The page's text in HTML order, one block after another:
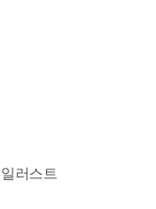
러스트